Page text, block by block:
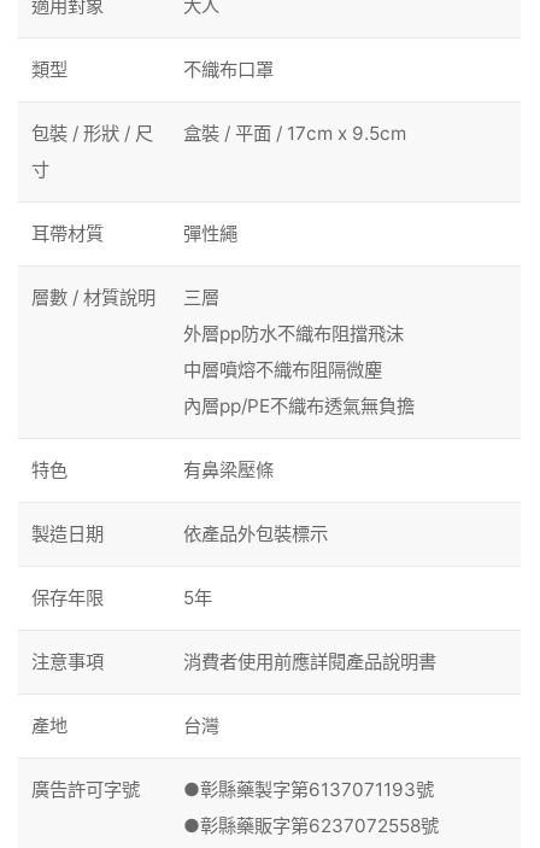
適用對象 大人
類型 不織布口罩
包裝 / 形狀 / 尺
寸
盒裝 / 平面 / 17cm x 9.5cm
耳帶材質 彈性繩
層數 / 材質說明
三層
外層pp防水不織布阻擋飛沫
中層噴熔不織布阻隔微塵
內層pp/PE不織布透氣無負擔
特色 有鼻梁壓條
製造日期 依產品外包裝標示
保存年限 5年
注意事項 消費者使用前應詳閱產品說明書
產地 台灣
廣告許可字號
●彰縣藥製字第6137071193號
●彰縣藥販字第6237072558號